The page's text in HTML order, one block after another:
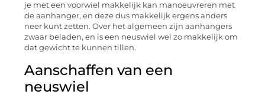
je met een voorwiel makkelijk kan manoeuvreren met
de aanhanger, en deze dus makkelijk ergens anders
neer kunt zetten. Over het algemeen zijn aanhangers
zwaar beladen, en is een neuswiel wel zo makkelijk om
dat gewicht te kunnen tillen.
Aanschaffen van een
neuswiel